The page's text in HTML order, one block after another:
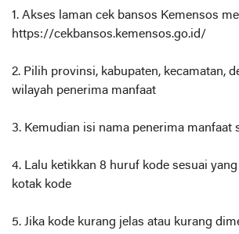
1. Akses laman cek bansos Kemensos
https://cekbansos.kemensos.go.id/
2. Pilih provinsi, kabupaten, kecamatan,
wilayah penerima manfaat
3. Kemudian isi nama penerima manfaat
4. Lalu ketikkan 8 huruf kode sesuai
kotak kode
5. Jika kode kurang jelas atau kurang